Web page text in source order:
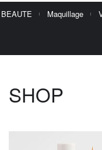
BEAUTE Maquillage
SHOP